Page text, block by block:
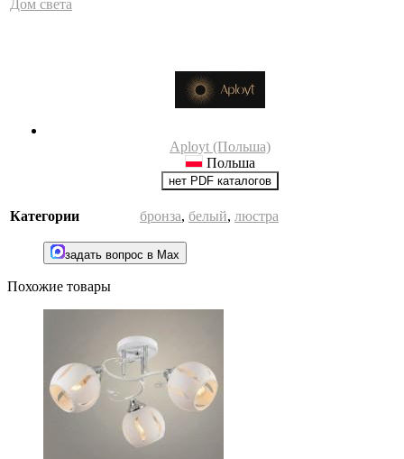
Дом света
Aployt (Польша)
Польша
нет PDF каталогов
Категории бронза, белый, люстра
задать вопрос в Max
Похожие товары